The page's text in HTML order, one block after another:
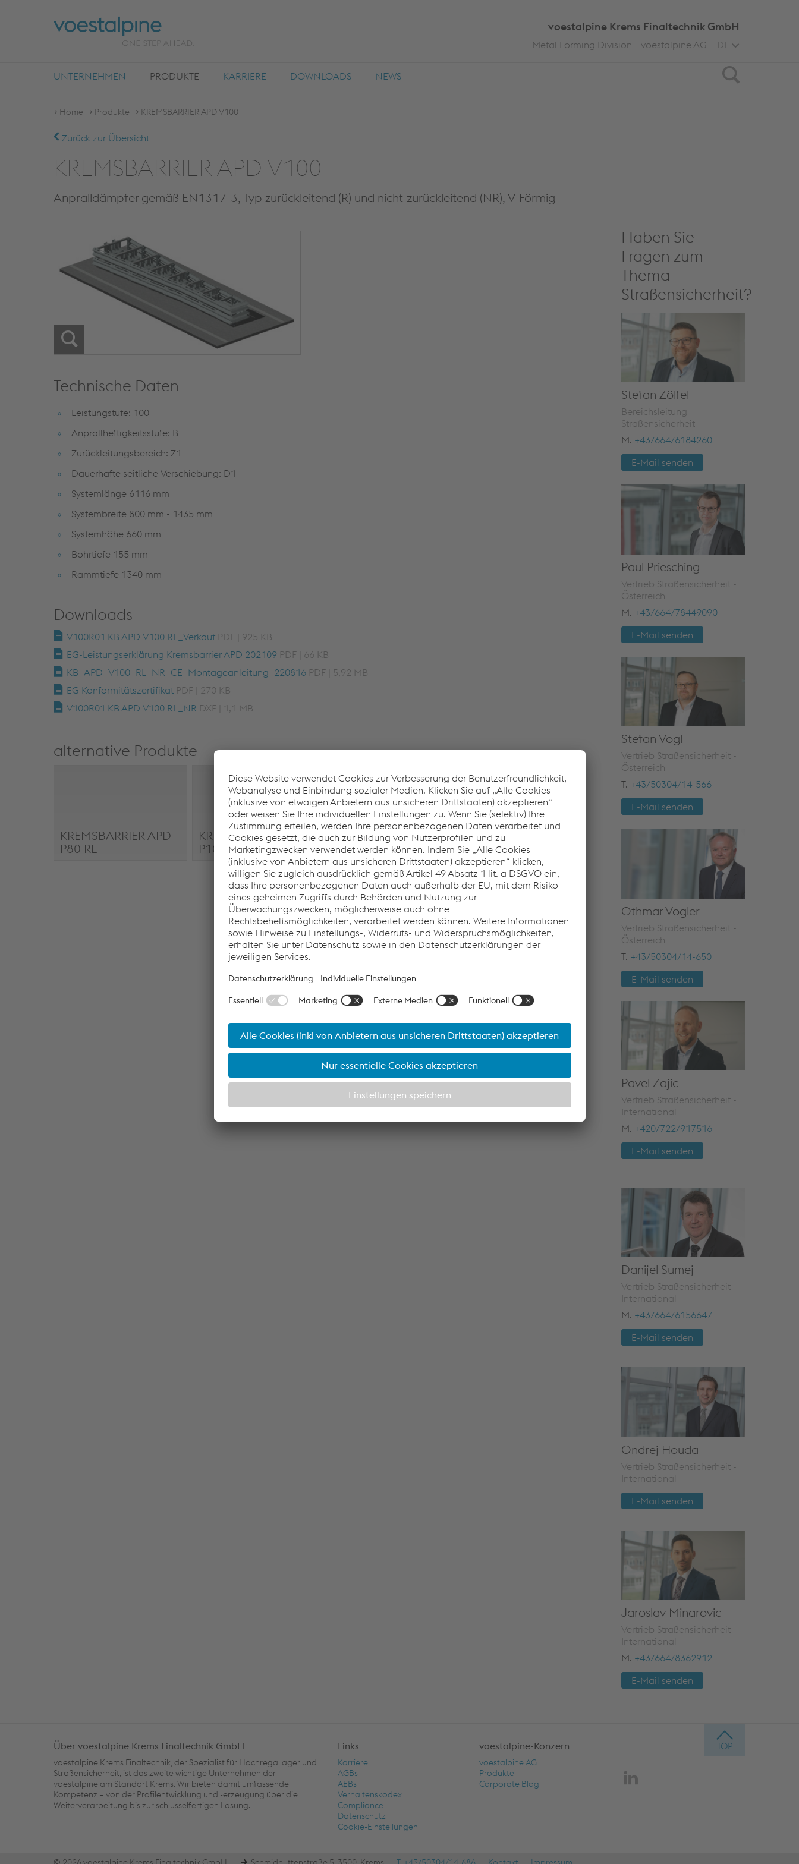
Search
voestalpine Krems Finaltechnik GmbH
DE
Metal Forming Division voestalpine AG
UNTERNEHMEN PRODUKTE KARRIERE DOWNLOADS NEWS
Home Produkte KREMSBARRIER APD V100
Zurück zur Übersicht
KREMSBARRIER APD V100
Anpralldämpfer gemäß EN1317-3, Typ zurückleitend (R) und nicht-zurückleitend (NR), V-Förmig
Technische Daten
Leistungstufe: 100
Anprallheftigkeitsstufe: B
Zurückleitungsbereich: Z1
Dauerhafte seitliche Verschiebung: D1
Systemlänge 6116 mm
Systembreite 800 mm - 1435 mm
Systemhöhe 660 mm
Bohrtiefe 155 mm
Rammtiefe 1340 mm
Downloads
V100R01 KB APD V100 RL_Verkauf PDF | 925 KB
EG-Leistungserklärung Kremsbarrier APD 202109 PDF | 66 KB
KB_APD_V100_RL_NR_CE_Montageanleitung_220816 PDF | 5,92 MB
EG Konformitätszertifikat PDF | 270 KB
V100R01 KB APD V100 RL_NR DXF | 1,1 MB
alternative Produkte
KREMSBARRIER APD
P80 RL
KREMSBARRIER APD
P100 RL
KREMSBARRIER APD P100
Kremsbarrier APD V50
KREMSBARRIER APD V50
Haben Sie
Fragen zum
Thema
Straßensicherheit?
Stefan Zölfel
Bereichsleitung
Straßensicherheit
M. +43/664/6184260
E-Mail senden
Paul Priesching
Vertrieb Straßensicherheit -
Österreich
M. +43/664/78449090
E-Mail senden
Stefan Vogl
Vertrieb Straßensicherheit -
Österreich
T. +43/50304/14-566
E-Mail senden
Othmar Vogler
Vertrieb Straßensicherheit -
Österreich
T. +43/50304/14-650
E-Mail senden
Pavel Zajic
Vertrieb Straßensicherheit -
International
M. +420/722/917516
E-Mail senden
Danijel Sumej
Vertrieb Straßensicherheit -
International
M. +43/664/6156647
E-Mail senden
Ondrej Houda
Vertrieb Straßensicherheit -
International
E-Mail senden
Jaroslav Minarovic
Vertrieb Straßensicherheit -
International
M. +43/664/8362912
E-Mail senden
Über voestalpine Krems Finaltechnik GmbH
voestalpine Krems Finaltechnik, der Spezialist für Hochregallager und
Straßensicherheit, ist das zweite wichtige Unternehmen der
voestalpine am Standort Krems. Wir bieten damit umfassende
Kompetenz – von der Profilentwicklung und -erzeugung über die
Weiterverarbeitung bis zur schlüsselfertigen Lösung.
Links
Karriere
AGBs
AEBs
Verhaltenskodex
Compliance
Datenschutz
Cookie-Einstellungen
voestalpine-Konzern
voestalpine AG
Produkte
Corporate Blog